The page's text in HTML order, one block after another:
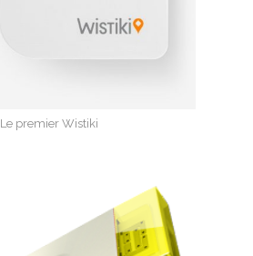
Le premier Wistiki